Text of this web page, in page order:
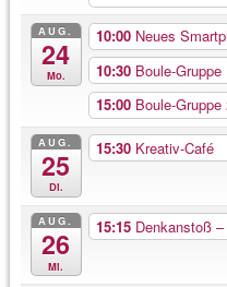
AUG.
24
Mo.
10:00 Neues
10:30 Boule-
15:00 Boule-
AUG.
25
Di.
15:30 Kreativ-Café
AUG.
26
Mi.
15:15 Denkanstoß